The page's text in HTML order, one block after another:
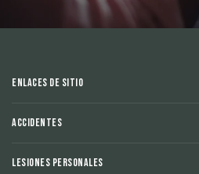
Enlaces de sitio
Accidentes
Lesiones Personales